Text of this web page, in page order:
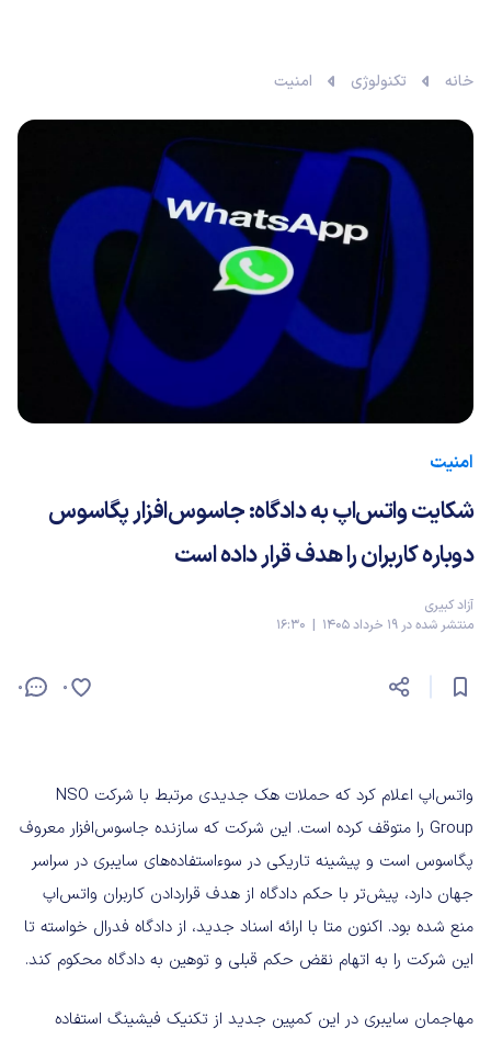
خانه تکنولوژی امنیت
امنیت
شکایت واتس‌اپ به دادگاه: جاسوس‌افزار پگاسوس
دوباره کاربران را هدف قرار داده است
آزاد کبیری
منتشر شده در 19 خرداد 1405 | 16:30
0 0
واتس‌اپ اعلام کرد که حملات هک جدیدی مرتبط با شرکت NSO
Group را متوقف کرده است. این شرکت که سازنده جاسوس‌افزار معروف
پگاسوس است و پیشینه تاریکی در سوءاستفاده‌های سایبری در سراسر
جهان دارد، پیش‌تر با حکم دادگاه از هدف قراردادن کاربران واتس‌اپ
منع شده بود. اکنون متا با ارائه اسناد جدید، از دادگاه فدرال خواسته تا
این شرکت را به اتهام نقض حکم قبلی و توهین به دادگاه محکوم کند.
مهاجمان سایبری در این کمپین جدید از تکنیک فیشینگ استفاده